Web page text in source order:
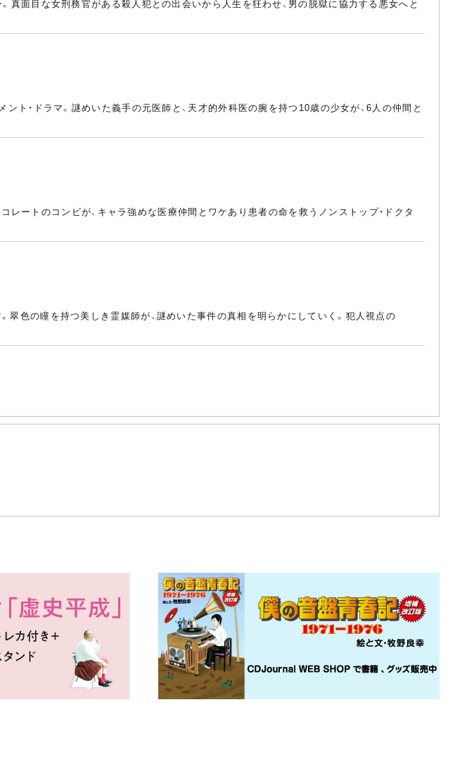
真面目な女刑務官がある殺人犯との出会いから人生を狂わせ、男の脱獄に協力する悪女へと
ト・ドラマ。謎めいた義手の元医師と、天才的外科医の腕を持つ10歳の少女が、6人の仲間と
ートのコンビが、キャラ強めな医療仲間とワケあり患者の命を救うノンストップ・ドクタ
色の瞳を持つ美しき霊媒師が、謎めいた事件の真相を明らかにしていく。犯人視点の